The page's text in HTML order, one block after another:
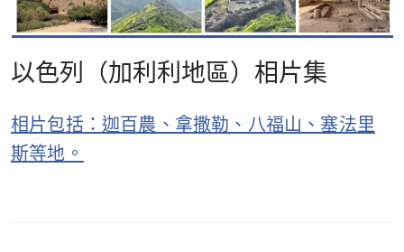
以色列（加利利地區）相片集
相片包括：迦百農、拿撒勒、八福山、塞法里
斯等地。